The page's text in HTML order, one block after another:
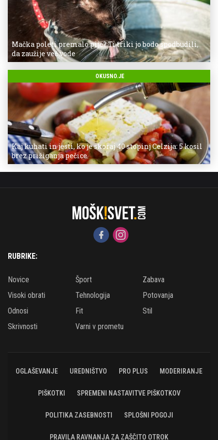
Mačka poleti premalo pije? Ti triki jo bodo spodbudili,
da zaužije več vode
OKUSNO.JE
Kaj kuhati in jesti, ko je skoraj 40 stopinj Celzija: 5 kosil
brez prižiganja pečice
RUBRIKE:
Novice Šport
Zabava
Visoki obrati
Tehnologija
Potovanja
Odnosi
Fit
Stil
Skrivnosti
Varni v prometu
OGLAŠEVANJE UREDNIŠTVO PRO PLUS MODERIRANJE
PIŠKOTKI SPREMENI NASTAVITVE PIŠKOTKOV
POLITIKA ZASEBNOSTI SPLOŠNI POGOJI
PRAVILA RAVNANJA ZA ZAŠČITO OTROK